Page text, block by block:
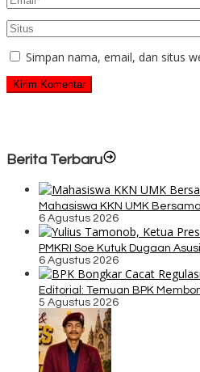
Simpan nama, email, dan situs
Berita Terbaru
Mahasiswa KKN UMK
6 Agustus 2026
PMKRI Soe Kutuk Dugaan
6 Agustus 2026
Editorial: Temuan BPK
5 Agustus 2026